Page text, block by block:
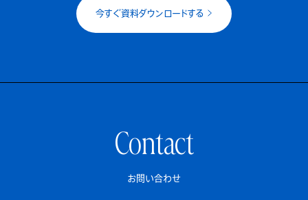
今すぐ資料ダウンロードする
Contact
お問い合わせ